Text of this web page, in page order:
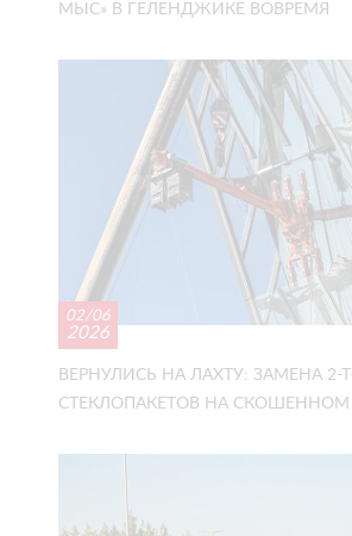
МЫС» В ГЕЛЕНДЖИКЕ ВОВРЕМЯ
02/06
2026
ВЕРНУЛИСЬ НА ЛАХТУ: ЗАМЕНА
СТЕКЛОПАКЕТОВ НА СКОШЕННОМ